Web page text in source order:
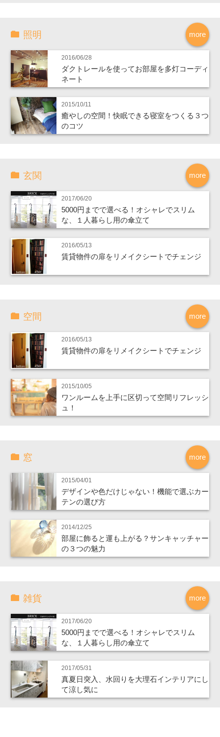
more
照明
2016/06/28
ダクトレールを使ってお部屋を多灯コーディ
ネート
2015/10/11
癒やしの空間！快眠できる寝室をつくる３つ
のコツ
more
玄関
2017/06/20
5000円までで選べる！オシャレでスリム
な、１人暮らし用の傘立て
2016/05/13
賃貸物件の扉をリメイクシートでチェンジ
more
空間
2016/05/13
賃貸物件の扉をリメイクシートでチェンジ
2015/10/05
ワンルームを上手に区切って空間リフレッシ
ュ！
more
窓
2015/04/01
デザインや色だけじゃない！機能で選ぶカー
テンの選び方
2014/12/25
部屋に飾ると運も上がる？サンキャッチャー
の３つの魅力
more
雑貨
2017/06/20
5000円までで選べる！オシャレでスリム
な、１人暮らし用の傘立て
2017/05/31
真夏日突入、水回りを大理石インテリアにし
て涼し気に